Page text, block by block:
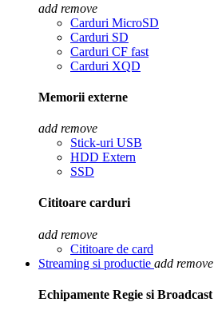
add remove
Carduri MicroSD
Carduri SD
Carduri CF fast
Carduri XQD
Memorii externe
add remove
Stick-uri USB
HDD Extern
SSD
Cititoare carduri
add remove
Cititoare de card
Streaming si productie add remove
Echipamente Regie si Broadcast